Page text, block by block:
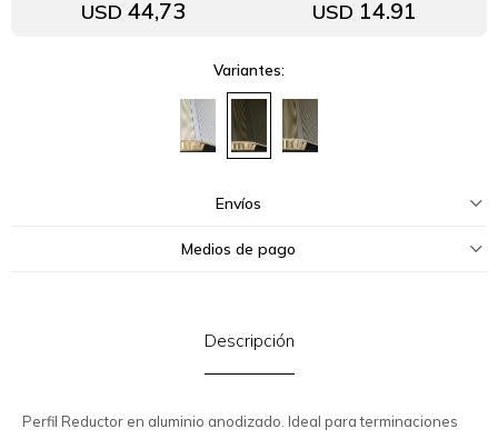
USD 44,73 USD 14.91
Variantes:
Envíos
Medios de pago
Descripción
Perfil Reductor en aluminio anodizado. Ideal para terminaciones